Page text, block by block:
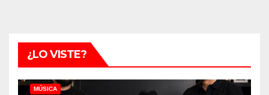
¿LO VISTE?
MÚSICA